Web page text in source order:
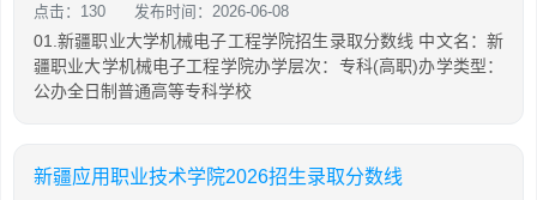
点击：130 发布时间：2026-06-08
01.新疆职业大学机械电子工程学院招生录取分数线 中文名：新
疆职业大学机械电子工程学院办学层次：专科(高职)办学类型：
公办全日制普通高等专科学校
新疆应用职业技术学院2026招生录取分数线